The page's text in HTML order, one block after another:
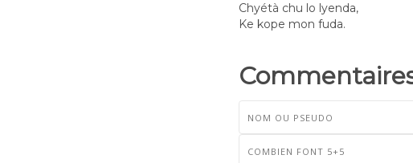
Chyétà chu lo lyenda,
Ke kope mon fuda.